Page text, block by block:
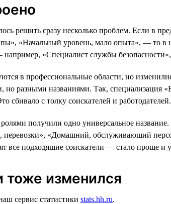
решить сразу несколько проблем. Если
«Начальный уровень, мало опыта», — то в
«Специалист службы безопасности»,
в профессиональные области, но
разными названиями. Так, специализация
сбивало с толку соискателей и работодателей.
получили одно универсальное
«Домашний, обслуживающий
все подходящие соискатели — стало проще и
тоже изменился
сервис статистики stats.hh.ru.